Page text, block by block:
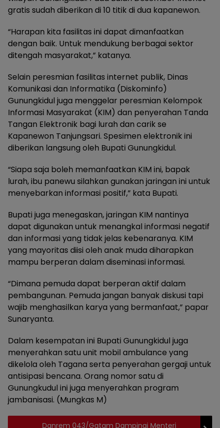
gratis sudah diberikan di 10 titik di dua kapanewon.
“Harapan kita fasilitas ini dapat dimanfaatkan
dengan baik. Untuk mendukung berbagai sektor
ditengah masyarakat,” katanya.
Selain peresmian fasilitas internet publik, Dinas
Komunikasi dan Informatika (Diskominfo)
Gunungkidul juga menggelar peresmian Kelompok
Informasi Masyarakat (KIM) dan penyerahan Tanda
Tangan Elektronik bagi lurah dan carik se
Kapanewon Tanjungsari. Spesimen elektronik ini
diberikan langsung oleh Bupati Gunungkidul.
“Siapa saja boleh memanfaatkan KIM ini, bapak
lurah, ibu panewu silahkan gunakan jaringan ini untuk
menyebarkan informasi positif,” kata Bupati.
Bupati juga menegaskan, jaringan KIM nantinya
dapat digunakan untuk menangkal informasi negatif
dan informasi yang tidak jelas kebenaranya. KIM
yang mayoritas diisi oleh anak muda diharapkan
mampu berperan dalam diseminasi informasi.
“Dimana pemuda dapat berperan aktif dalam
pembangunan. Pemuda jangan banyak diskusi tapi
wajib menghasilkan karya yang bermanfaat,” papar
Sunaryanta.
Dalam kesempatan ini Bupati Gunungkidul juga
menyerahkan satu unit mobil ambulance yang
dikelola oleh Tagana serta penyerahan gergaji untuk
antisipasi bencana. Orang nomor satu di
Gunungkudul ini juga menyerahkan program
jambanisasi. (Mungkas M)
Danrem 043/Gatam Dampingi Menteri